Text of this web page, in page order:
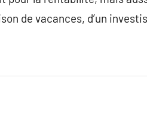
de vacances, d’un